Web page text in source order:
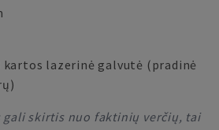
kartos lazerinė galvutė (pradinė
gali skirtis nuo faktinių verčių, tai